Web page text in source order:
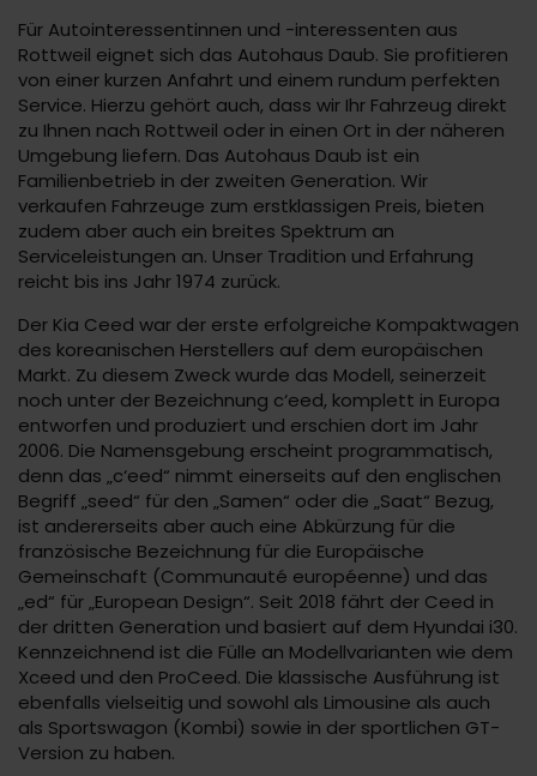
Für Autointeressentinnen und -interessenten aus
Rottweil eignet sich das Autohaus Daub. Sie profitieren
von einer kurzen Anfahrt und einem rundum perfekten
Service. Hierzu gehört auch, dass wir Ihr Fahrzeug direkt
zu Ihnen nach Rottweil oder in einen Ort in der näheren
Umgebung liefern. Das Autohaus Daub ist ein
Familienbetrieb in der zweiten Generation. Wir
verkaufen Fahrzeuge zum erstklassigen Preis, bieten
zudem aber auch ein breites Spektrum an
Serviceleistungen an. Unser Tradition und Erfahrung
reicht bis ins Jahr 1974 zurück.
Der Kia Ceed war der erste erfolgreiche Kompaktwagen
des koreanischen Herstellers auf dem europäischen
Markt. Zu diesem Zweck wurde das Modell, seinerzeit
noch unter der Bezeichnung c‘eed, komplett in Europa
entworfen und produziert und erschien dort im Jahr
2006. Die Namensgebung erscheint programmatisch,
denn das „c‘eed“ nimmt einerseits auf den englischen
Begriff „seed“ für den „Samen“ oder die „Saat“ Bezug,
ist andererseits aber auch eine Abkürzung für die
französische Bezeichnung für die Europäische
Gemeinschaft (Communauté européenne) und das
„ed“ für „European Design“. Seit 2018 fährt der Ceed in
der dritten Generation und basiert auf dem Hyundai i30.
Kennzeichnend ist die Fülle an Modellvarianten wie dem
Xceed und den ProCeed. Die klassische Ausführung ist
ebenfalls vielseitig und sowohl als Limousine als auch
als Sportswagon (Kombi) sowie in der sportlichen GT-
Version zu haben.